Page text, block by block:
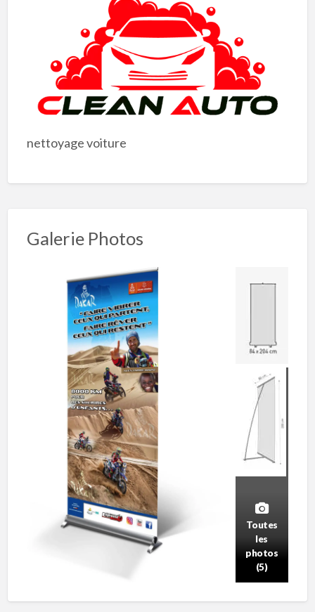
nettoyage voiture
Galerie Photos
Toutes
les
photos
(5)